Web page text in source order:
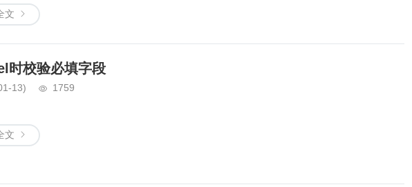
文
时校验必填字段
13) 1759
文